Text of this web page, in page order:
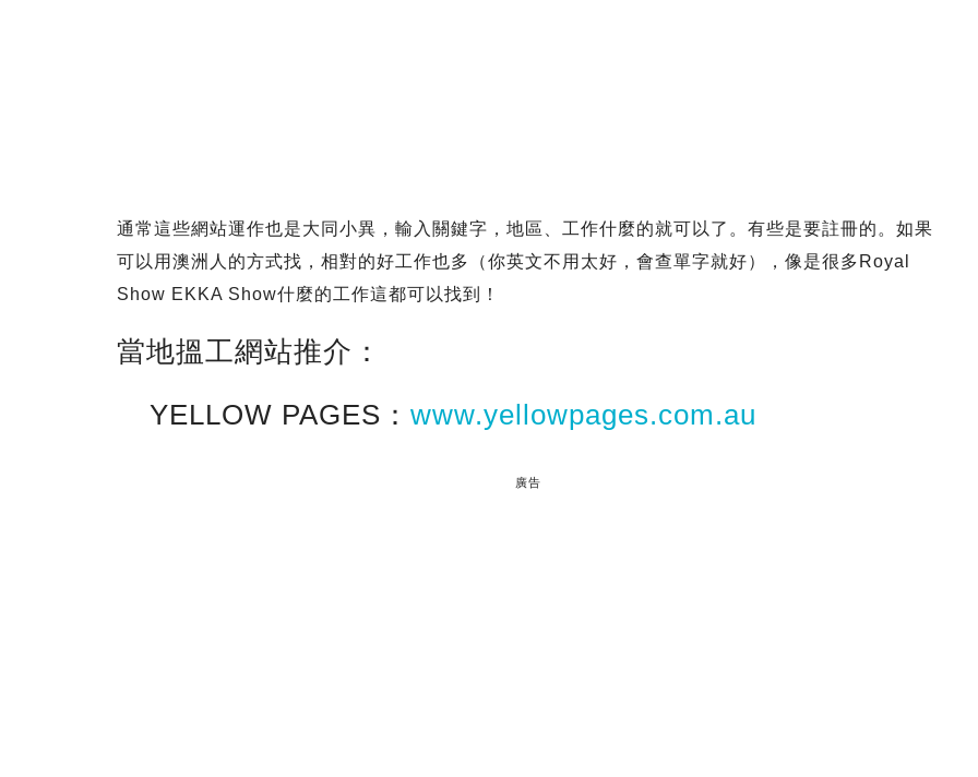
通常這些網站運作也是大同小異，輸入關鍵字，地區、工作什麼的就可以了。有些是要註冊的。如果
可以用澳洲人的方式找，相對的好工作也多（你英文不用太好，會查單字就好），像是很多Royal
Show EKKA Show什麼的工作這都可以找到！
當地搵工網站推介：
YELLOW PAGES： www.yellowpages.com.au
廣告